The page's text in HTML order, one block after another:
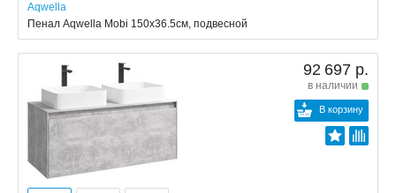
Aqwella
Пенал Aqwella Mobi 150x36.5см, подвесной
92 697 р.
в наличии
В корзину